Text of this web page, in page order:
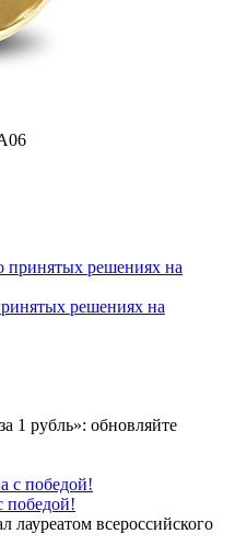
решениях на
1 рубль»: обновляйте
победой!
лауреатом всероссийского